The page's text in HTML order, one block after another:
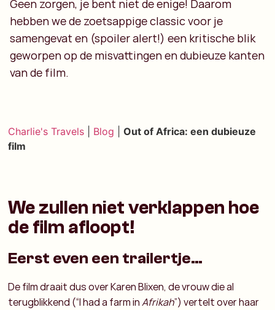
Geen zorgen, je bent niet de enige! Daarom
hebben we de zoetsappige classic voor je
samengevat en (spoiler alert!) een kritische blik
geworpen op de misvattingen en dubieuze kanten
van de film.
Charlie's Travels Blog |Out of Africa: een dubieuze
film
We zullen niet verklappen hoe
de film afloopt!
Eerst even een trailertje…
De film draait dus over Karen Blixen, de vrouw die al
terugblikkend (“I had a farm inAfrikah”) vertelt over haar